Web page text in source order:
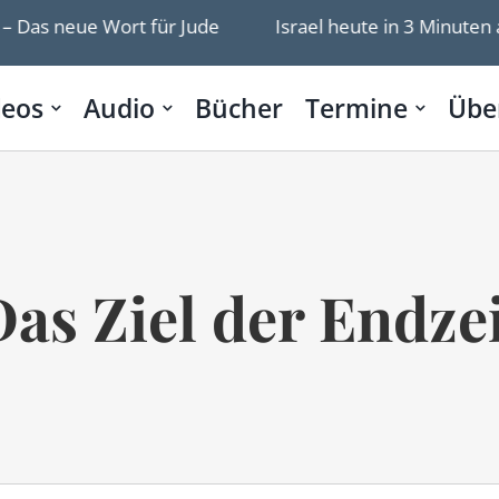
neue Wort für Jude Israel heute in 3 Minuten am
Audio Bücher Termine
Ziel der